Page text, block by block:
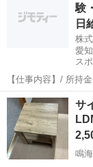
験
日
株
愛
ス
【仕事内容】/ 所持
日入居可!家具家電付
て”負担します 必ず
寮・社宅を完備 無資
アルバイト・パー
サ
鳴